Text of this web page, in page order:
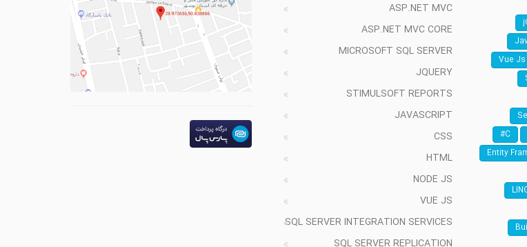
ASP.NET MVC
ASP.NET MVC CORE
MICROSOFT SQL SERVER
JQUERY
STIMULSOFT REPORTS
JAVASCRIPT
CSS
HTML
NODE JS
VUE JS
SQL SERVER INTEGRATION SERVICES
SQL SERVER REPLICATION
Vue Js
C#
Entity